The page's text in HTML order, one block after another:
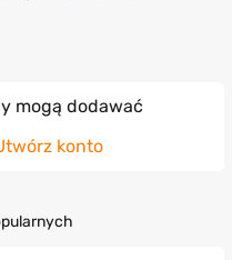
mogą dodawać
konto